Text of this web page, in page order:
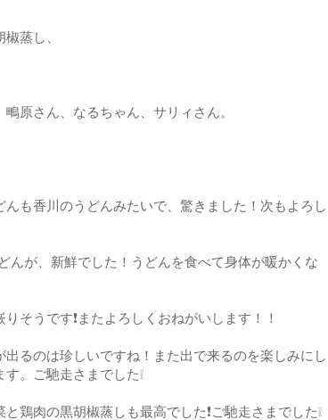
蒸し、
原さん、なるちゃん、サリィさん。
も香川のうどんみたいで、驚きました！次もよろし
んが、新鮮でした！うどんを食べて身体が暖かくな
そうです❗またよろしくおねがいします！！
るのは珍しいですね！また出で来るのを楽しみにし
。ご馳走さまでした❕
鶏肉の黒胡椒蒸しも最高でした❗ご馳走さまでした❕